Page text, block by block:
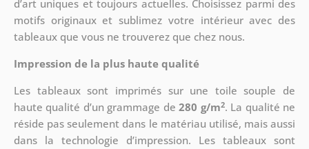
d’art uniques et toujours actuelles. Choisissez parmi des
motifs originaux et sublimez votre intérieur avec des
tableaux que vous ne trouverez que chez nous.
Impression de la plus haute qualité
Les tableaux sont imprimés sur une toile souple de
haute qualité d’un grammage de280 g/m2. La qualité ne
réside pas seulement dans le matériau utilisé, mais aussi
dans la technologie d’impression. Les tableaux sont